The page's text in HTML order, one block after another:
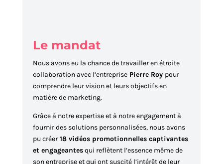
Le mandat
Nous avons eu la chance de travailler en étroite
collaboration avec l’entreprisePierre Roy pour
comprendre leur vision et leurs objectifs en
matière de marketing.
Grâce à notre expertise et à notre engagement à
fournir des solutions personnalisées, nous avons
pu créer18 vidéos promotionnelles captivantes
et engageantesqui reflètent l’essence même de
son entreprise et qui ont suscité l’intérêt de leur